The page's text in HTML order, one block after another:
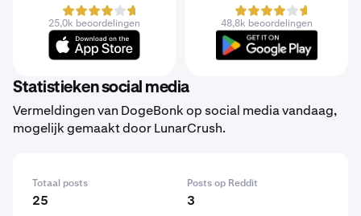
25,0k beoordelingen 48,8k beoordelingen
Statistieken social media
Vermeldingen van DogeBonk op social media vandaag,
mogelijk gemaakt door LunarCrush.
Totaal posts
25
Posts op Reddit
3